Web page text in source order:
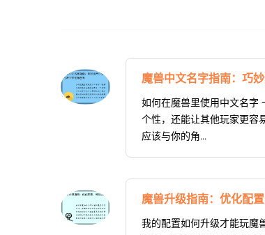
魔兽中文名字指南：巧
如何在魔兽里使用中文名字
个性，还能让其他玩家更容
应该与你的角...
魔兽升级指南：优化配
我的配置如何升级才能玩魔